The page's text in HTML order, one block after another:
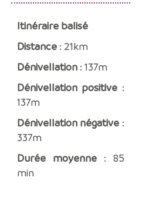
Itinéraire balisé
Distance: 21km
Dénivellation: 137m
Dénivellation positive :
137m
Dénivellation négative :
337m
Durée moyenne: 85
min